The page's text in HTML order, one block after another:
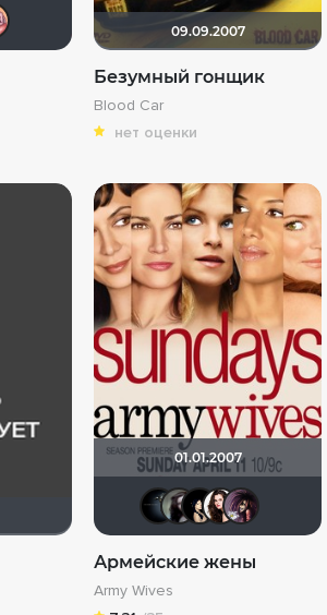
id74640298
дух небес
lenka_bs1
Katericha
vinozavr
09.09.2007
Безумный гонщик
Blood Car
нет оценки
01.01.2007
lllee
Армейские жены
Army Wives